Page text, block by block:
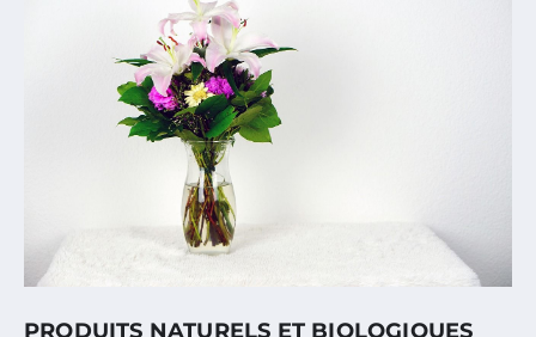
PRODUITS NATURELS ET BIOLOGIQUES